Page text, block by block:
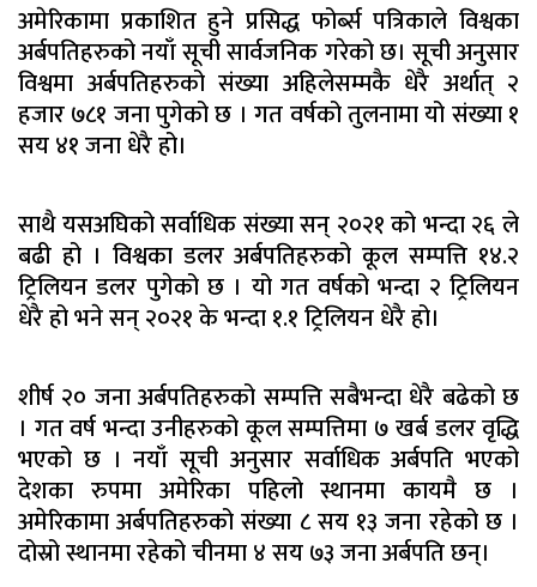
अमेरिकामा प्रकाशित हुने प्रसिद्ध फोर्ब्स पत्रिकाले विश्वका
अर्बपतिहरुको नयाँ सूची सार्वजनिक गरेको छ। सूची अनुसार
विश्वमा अर्बपतिहरुको संख्या अहिलेसम्मकै धेरै अर्थात् २
हजार ७८१ जना पुगेको छ । गत वर्षको तुलनामा यो संख्या १
सय ४१ जना धेरै हो।
साथै यसअघिको सर्वाधिक संख्या सन् २०२१ को भन्दा २६ ले
बढी हो । विश्वका डलर अर्बपतिहरुको कूल सम्पत्ति १४.२
ट्रिलियन डलर पुगेको छ । यो गत वर्षको भन्दा २ ट्रिलियन
धेरै हो भने सन् २०२१ के भन्दा १.१ ट्रिलियन धेरै हो।
शीर्ष २० जना अर्बपतिहरुको सम्पत्ति सबैभन्दा धेरै बढेको छ
। गत वर्ष भन्दा उनीहरुको कूल सम्पत्तिमा ७ खर्ब डलर वृद्धि
भएको छ । नयाँ सूची अनुसार सर्वाधिक अर्बपति भएको
देशका रुपमा अमेरिका पहिलो स्थानमा कायमै छ ।
अमेरिकामा अर्बपतिहरुको संख्या ८ सय १३ जना रहेको छ ।
दोस्रो स्थानमा रहेको चीनमा ४ सय ७३ जना अर्बपति छन्।